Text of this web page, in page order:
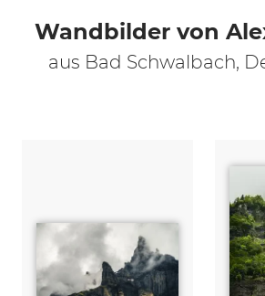
Wandbilder von
aus Bad Schwalbach,